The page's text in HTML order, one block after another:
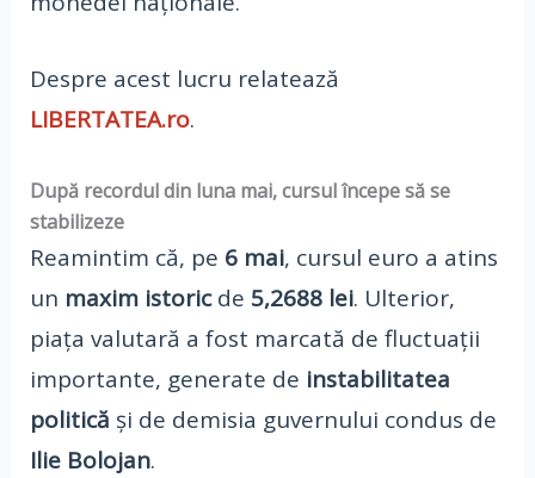
Despre acest lucru relatează
LIBERTATEA.ro.
După recordul din luna mai, cursul începe să se
stabilizeze
Reamintim că, pe 6 mai, cursul euro a atins
un maxim istoricde 5,2688 lei. Ulterior,
piața valutară a fost marcată de fluctuații
importante, generate de instabilitatea
politică și de demisia guvernului condus de
Ilie Bolojan.